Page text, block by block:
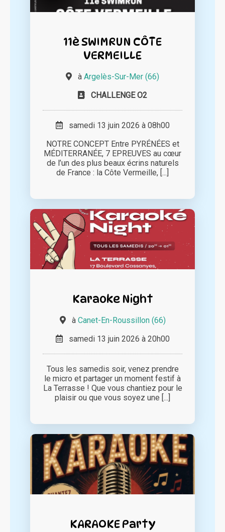
11è SWIMRUN CÔTE
VERMEILLE
à Argelès-Sur-Mer (66)
CHALLENGE O2
samedi 13 juin 2026 à 08h00
NOTRE CONCEPT Entre PYRÉNÉES et
MÉDITERRANÉE, 7 EPREUVES au cœur
de l’un des plus beaux écrins naturels
de France : la Côte Vermeille, [...]
Karaoke Night
à Canet-En-Roussillon (66)
samedi 13 juin 2026 à 20h00
Tous les samedis soir, venez prendre
le micro et partager un moment festif à
La Terrasse ! Que vous chantiez pour le
plaisir ou que vous soyez une [...]
KARAOKE Party